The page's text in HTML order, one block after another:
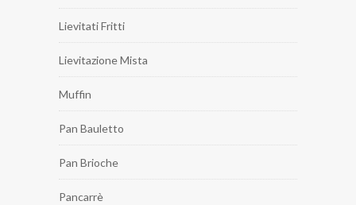
Lievitati Fritti
Lievitazione Mista
Muffin
Pan Bauletto
Pan Brioche
Pancarrè